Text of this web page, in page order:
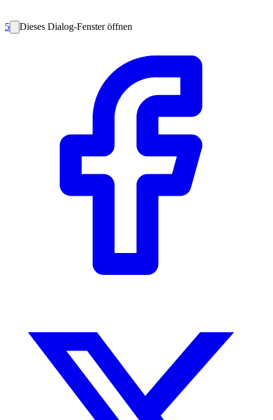
5 Dieses Dialog-Fenster öffnen